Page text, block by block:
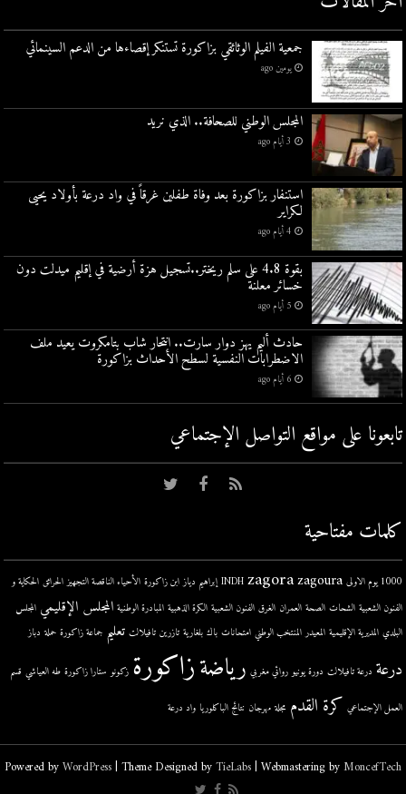
جمعية الفيلم الوثائقي بزاكورة تستنكر إقصاءها من الدعم السينمائي
يومين ago
المجلس الوطني للصحافة.. الذي نريد
3 أيام ago
استنفار بزاكورة بعد وفاة طفلين غرقاً في واد درعة بأولاد يحيى
لكراير
4 أيام ago
بقوة 4.8 على سلم ريختر..تسجيل هزة أرضية في إقليم ميدلت دون
خسائر معلنة
5 أيام ago
حادث أليم يهز دوار سارت.. انتحار شاب بتامكروت يعيد ملف
الاضطرابات النفسية لسطح الأحداث بزاكورة
6 أيام ago
تابعونا على مواقع التواصل اﻹجتماعي
كلمات مفتاحية
1000 يوم الاولى INDH zagora zagoura إبراهيم دياز ابن زاكورة الأحياء الناقصة التجهيز الحرائق الحكاية و
الفنون الشعبية الشحات الصحة العمران الغرق الفنون الشعبية الكرة الذهبية المبادرة الوطنية المجلس الإقليمي المجلس
البلدي المديرية الإقليمية المعيدر المنتخب الوطني امتحانات باك بلغارية تازرين تافيلالت تعليم جماعة زاكورة حملة دباز
درعة درعة تافيلالت دورة يونيو روائي مغربي رياضةزاكورة زكونو ستارا زاكورة طه العياشي قسم
العمل الإجتماعي كرة القدم مجلة مهرجان نتائج الباكلوريا واد درعة
Powered byWordPress| Theme Designed byTieLabs| Webmastering byMoncefTech